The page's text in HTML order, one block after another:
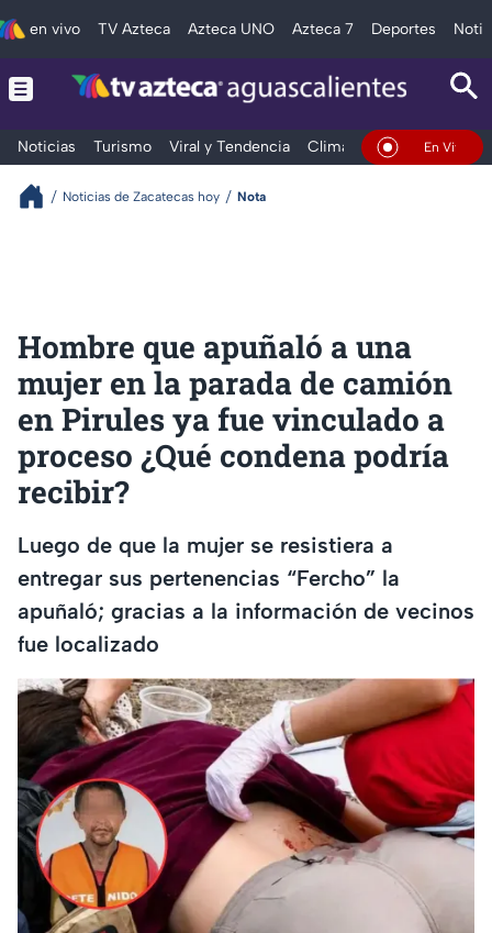
en vivo TV Azteca Azteca UNO Azteca 7 Deportes
Noticias Turismo Viral y Tendencia Clima DeportesEn Vivo
Noticias de Zacatecas hoy Nota
Hombre que apuñaló a una
mujer en la parada de camión
en Pirules ya fue vinculado a
proceso ¿Qué condena podría
recibir?
Luego de que la mujer se resistiera a
entregar sus pertenencias “Fercho” la
apuñaló; gracias a la información de vecinos
fue localizado